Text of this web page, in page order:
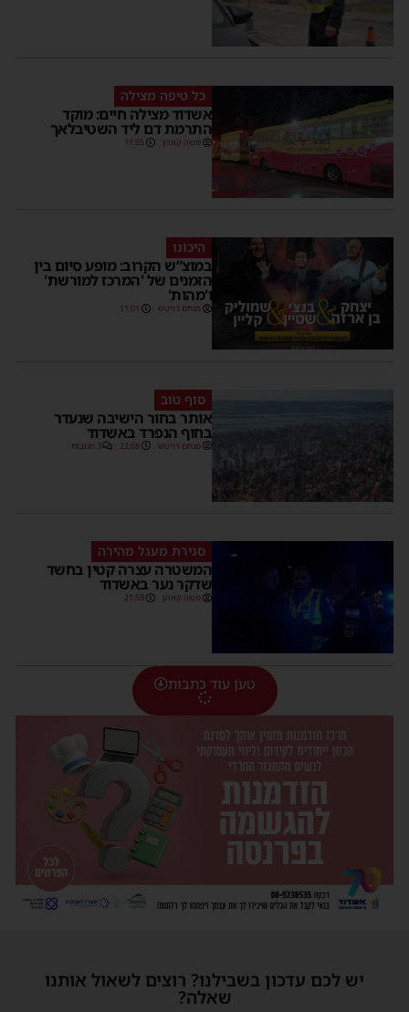
כל טיפה מצילה
אשדוד מצילה חיים: מוקד
התרמת דם ליד השטיבלאך
משה קאהן 11:05
היכונו
במוצ”ש הקרוב: מופע סיום בין
הזמנים של 'המרכז למורשת'
ו'מהות'
מנחם דויטש 11:01
סוף טוב
אותר בחור הישיבה שנעדר
בחוף הנפרד באשדוד
מנחם דויטש 22:08 3 תגובות
סגירת מעגל מהירה
המשטרה עצרה קטין בחשד
שדקר נער באשדוד
משה קאהן 21:59
טען עוד כתבות
יש לכם עדכון בשבילנו? רוצים לשאול אותנו
שאלה?